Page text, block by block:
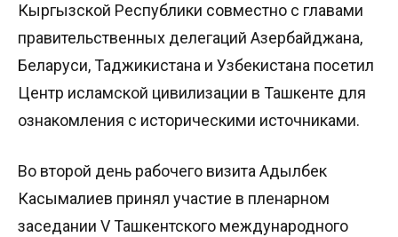
Кыргызской Республики совместно с главами
правительственных делегаций Азербайджана,
Беларуси, Таджикистана и Узбекистана посетил
Центр исламской цивилизации в Ташкенте для
ознакомления с историческими источниками.
Во второй день рабочего визита Адылбек
Касымалиев принял участие в пленарном
заседании V Ташкентского международного